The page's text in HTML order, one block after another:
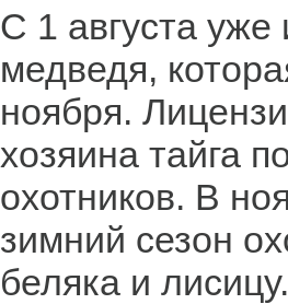
С 1 августа уже
медведя,
ноября.
хозяина тайга
охотников. В
зимний сезон
беляка и лисицу.